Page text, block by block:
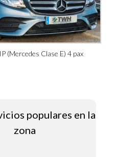
(Mercedes Clase E) 4 pax
populares en la
zona